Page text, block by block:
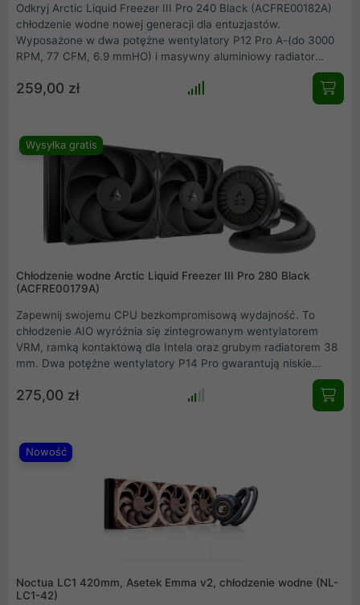
Odkryj Arctic Liquid Freezer III Pro 240 Black (ACFRE00182A)
chłodzenie wodne nowej generacji dla entuzjastów.
Wyposażone w dwa potężne wentylatory P12 Pro A-(do 3000
RPM, 77 CFM, 6.9 mmHO) i masywny aluminiowy radiator
wydajność chłodzenia. Innowacyjne, aktywne chłodzenie VRM,
259,00 zł
Wysyłka gratis
Chłodzenie wodne Arctic Liquid Freezer III Pro 280 Black
(ACFRE00179A)
Zapewnij swojemu CPU bezkompromisową wydajność. To
chłodzenie AIO wyróżnia się zintegrowanym wentylatorem
VRM, ramką kontaktową dla Intela oraz grubym radiatorem 38
mm. Dwa potężne wentylatory P14 Pro gwarantują niskie
najnowszych procesorów Intel LGA1700/1851 i AMD AM5/AM4,
275,00 zł
Nowość
Noctua LC1 420mm, Asetek Emma v2, chłodzenie wodne (NL-
LC1-42)